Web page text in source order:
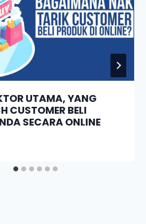
UTAMA, YANG
CUSTOMER BELI
SECARA ONLINE